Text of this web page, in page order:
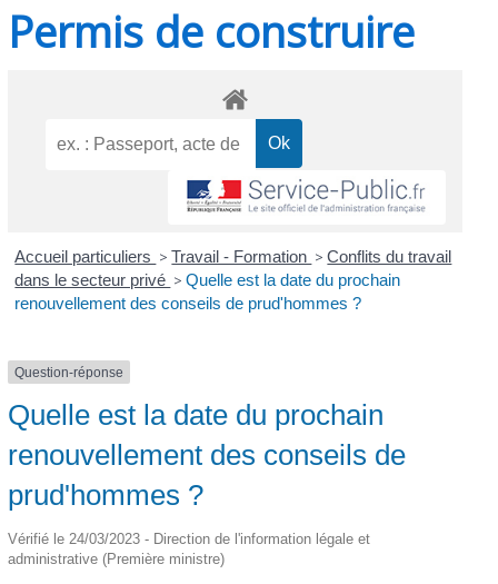
Permis de construire
Accueil particuliers > Travail - Formation > Conflits du travail
dans le secteur privé > Quelle est la date du prochain
renouvellement des conseils de prud'hommes ?
Question-réponse
Quelle est la date du prochain
renouvellement des conseils de
prud'hommes ?
Vérifié le 24/03/2023 - Direction de l'information légale et
administrative (Première ministre)